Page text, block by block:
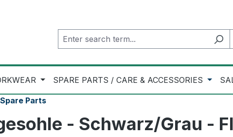
SPARE PARTS / CARE & ACCESSORIES
Spare Parts
- Schwarz/Grau -